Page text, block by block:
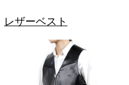
レザーベスト